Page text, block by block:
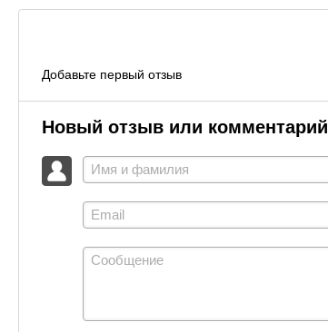
Добавьте первый отзыв
Новый отзыв или комментарий